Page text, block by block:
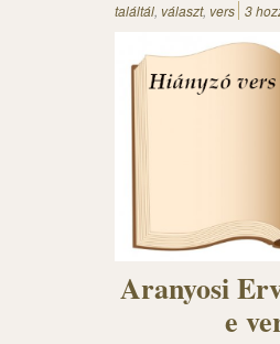
találtál, választ, vers 3
Aranyosi
e